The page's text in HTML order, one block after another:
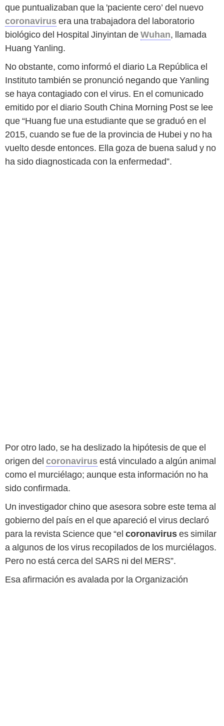
que puntualizaban que la 'paciente cero’ del nuevo
coronavirus era una trabajadora del laboratorio
biológico del Hospital Jinyintan deWuhan, llamada
Huang Yanling.
No obstante, como informó el diario La República el
Instituto también se pronunció negando que Yanling
se haya contagiado con el virus. En el comunicado
emitido por el diario South China Morning Post se lee
que “Huang fue una estudiante que se graduó en el
2015, cuando se fue de la provincia de Hubei y no ha
vuelto desde entonces. Ella goza de buena salud y no
ha sido diagnosticada con la enfermedad”.
Por otro lado, se ha deslizado la hipótesis de que el
origen del coronavirus está vinculado a algún animal
como el murciélago; aunque esta información no ha
sido confirmada.
Un investigador chino que asesora sobre este tema al
gobierno del país en el que apareció el virus declaró
para la revista Science que “el coronaviruses similar
a algunos de los virus recopilados de los murciélagos.
Pero no está cerca del SARS ni del MERS”.
Esa afirmación es avalada por la Organización